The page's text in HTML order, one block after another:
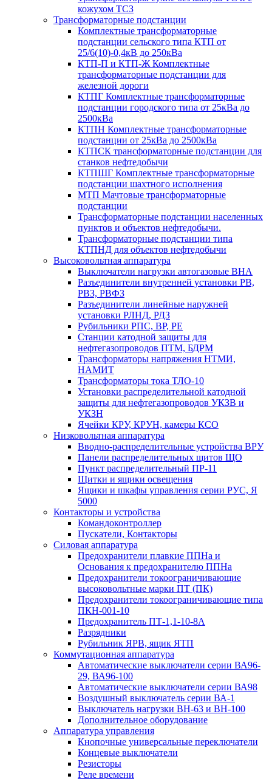
кожухом ТСЗ
Трансформаторные подстанции
Комплектные трансформаторные
подстанции сельского типа КТП от
25/6(10)-0,4кВ до 250кВа
КТП-П и КТП-Ж Комплектные
трансформаторные подстанции для
железной дороги
КТПГ Комплектные трансформаторные
подстанции городского типа от 25кВа до
2500кВа
КТПН Комплектные трансформаторные
подстанции от 25кВа до 2500кВа
КТПСК трансформаторные подстанции для
станков нефтедобычи
КТПШГ Комплектные трансформаторные
подстанции шахтного исполнения
МТП Мачтовые трансформаторные
подстанции
Трансформаторные подстанции населенных
пунктов и объектов нефтедобычи.
Трансформаторные подстанции типа
КТПНД для объектов нефтедобычи
Высоковольтная аппаратура
Выключатели нагрузки автогазовые ВНА
Разъединители внутренней установки РВ,
РВЗ, РВФЗ
Разъединители линейные наружней
установки РЛНД, РДЗ
Рубильники РПС, ВР, РЕ
Станции катодной защиты для
нефтегазопроводов ПТМ, БДРМ
Трансформаторы напряжения НТМИ,
НАМИТ
Трансформаторы тока ТЛО-10
Установки распределительной катодной
защиты для нефтегазопроводов УКЗВ и
УКЗН
Ячейки КРУ, КРУН, камеры КСО
Низковольтная аппаратура
Вводно-распределительные устройства ВРУ
Панели распределительных щитов ЩО
Пункт распределительный ПР-11
Щитки и ящики освещения
Ящики и шкафы управления серии РУС, Я
5000
Контакторы и устройства
Командоконтроллер
Пускатели, Контакторы
Силовая аппаратура
Предохранители плавкие ППНа и
Основания к предохранителю ППНа
Предохранители токоограничивающие
высоковольтные марки ПТ (ПК)
Предохранители токоограничивающие типа
ПКН-001-10
Предохранитель ПТ-1,1-10-8А
Разрядники
Рубильник ЯРВ, ящик ЯТП
Коммутационная аппаратура
Автоматические выключатели серии ВА96-
29, ВА96-100
Автоматические выключатели серии ВА98
Воздушный выключатель серии ВА-1
Выключатель нагрузки ВН-63 и ВН-100
Дополнительное оборудование
Аппаратура управления
Кнопочные универсальные переключатели
Концевые выключатели
Резисторы
Реле времени